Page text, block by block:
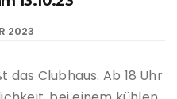
2023
das Clubhaus. Ab 18 Uhr